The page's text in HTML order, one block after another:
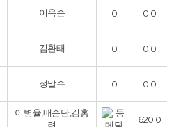
이옥순 0 0.0
김환태 0 0.0
정말수 0 0.0
이병율,배순단,김홍
620.0